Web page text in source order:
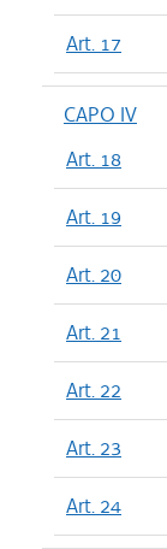
Art. 17
CAPO IV
Art. 18
Art. 19
Art. 20
Art. 21
Art. 22
Art. 23
Art. 24